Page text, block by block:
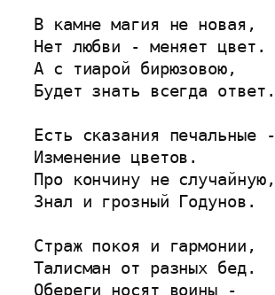
В камне магия не новая,
Нет любви - меняет цвет.
А с тиарой бирюзовою,
Будет знать всегда ответ.
Есть сказания печальные -
Изменение цветов.
Про кончину не случайную,
Знал и грозный Годунов.
Страж покоя и гармонии,
Талисман от разных бед.
Обереги носят воины -